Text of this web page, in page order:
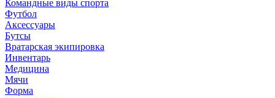
Командные виды спорта
Футбол
Аксессуары
Бутсы
Вратарская экипировка
Инвентарь
Медицина
Мячи
Форма